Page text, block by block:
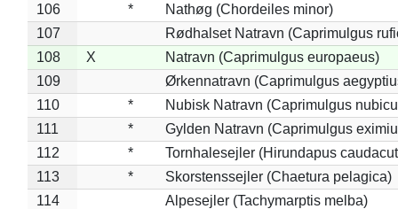
106
*
Nathøg (Chordeiles minor)
107
Rødhalset Natravn (Caprimulgus
108
X
Natravn (Caprimulgus europaeus)
109
Ørkennatravn (Caprimulgus
110
*
Nubisk Natravn (Caprimulgus
111
*
Gylden Natravn (Caprimulgus
112
*
Tornhalesejler (Hirundapus
113
*
Skorstenssejler (Chaetura pelagica)
114
Alpesejler (Tachymarptis melba)